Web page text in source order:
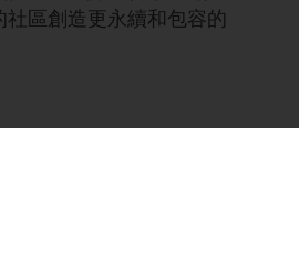
區創造更永續和包容的